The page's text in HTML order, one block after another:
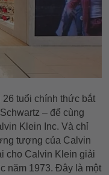
tuổi chính thức bắt
– để cùng
Klein Inc. Và chỉ
tượng của Calvin
cho Calvin Klein giải
năm 1973. Đây là một